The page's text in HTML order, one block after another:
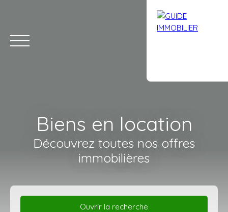
Biens en location
Découvrez toutes nos offres
immobilières
Ouvrir la recherche